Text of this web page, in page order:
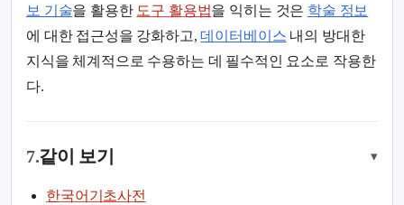
보 기술을 활용한 도구 활용법을 익히는 것은 학술 정보
에 대한 접근성을 강화하고,데이터베이스 내의 방대한
지식을 체계적으로 수용하는 데 필수적인 요소로 작용한
다.
7.같이 보기 ▾
한국어기초사전